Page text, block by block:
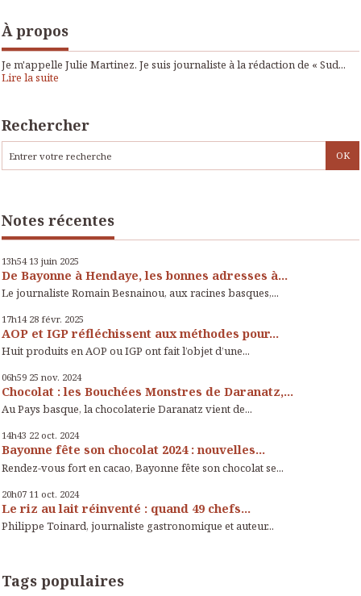
À propos
Je m'appelle Julie Martinez. Je suis journaliste à la rédaction de « Sud...
Lire la suite
Rechercher
Notes récentes
13h54 13 juin 2025
De Bayonne à Hendaye, les bonnes adresses à...
Le journaliste Romain Besnainou, aux racines basques,...
17h14 28 févr. 2025
AOP et IGP réfléchissent aux méthodes pour...
Huit produits en AOP ou IGP ont fait l’objet d’une...
06h59 25 nov. 2024
Chocolat : les Bouchées Monstres de Daranatz,...
Au Pays basque, la chocolaterie Daranatz vient de...
14h43 22 oct. 2024
Bayonne fête son chocolat 2024 : nouvelles...
Rendez-vous fort en cacao, Bayonne fête son chocolat se...
20h07 11 oct. 2024
Le riz au lait réinventé : quand 49 chefs...
Philippe Toinard, journaliste gastronomique et auteur...
Tags populaires